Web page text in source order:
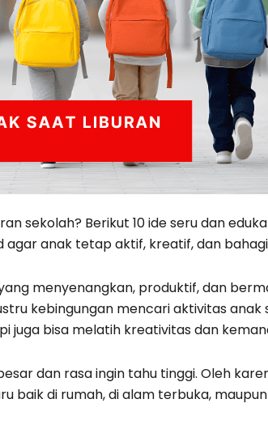
sekolah? Berikut 10 ide seru dan
agar anak tetap aktif, kreatif, dan
menyenangkan, produktif, dan
kebingungan mencari aktivitas
juga bisa melatih kreativitas dan
dan rasa ingin tahu tinggi. Oleh
baik di rumah, di alam terbuka,